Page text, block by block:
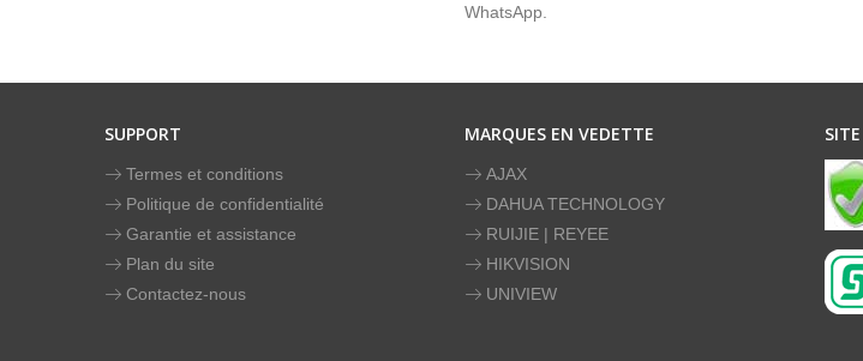
WhatsApp.
SUPPORT
Termes et conditions
Politique de confidentialité
Garantie et assistance
Plan du site
Contactez-nous
MARQUES EN VEDETTE
AJAX
DAHUA TECHNOLOGY
RUIJIE | REYEE
HIKVISION
UNIVIEW